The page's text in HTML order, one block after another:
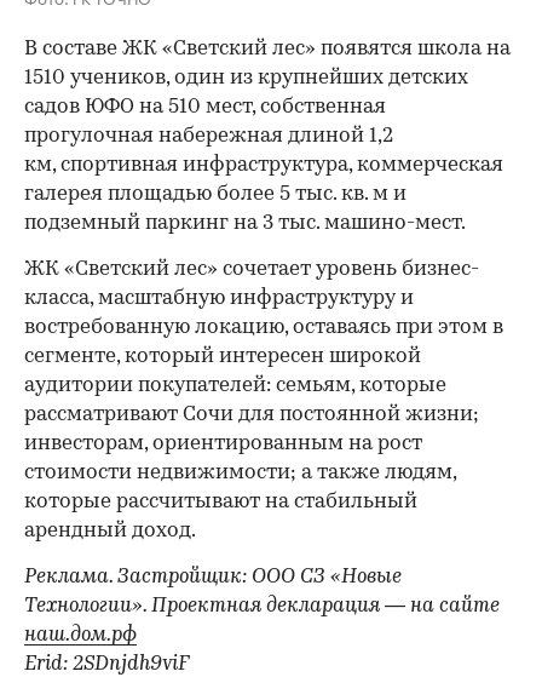
00:00
В составе ЖК «Светский лес» появятся школа на
1510 учеников, один из крупнейших детских
садов ЮФО на 510 мест, собственная
прогулочная набережная длиной 1,2
км, спортивная инфраструктура, коммерческая
галерея площадью более 5 тыс. кв. м и
подземный паркинг на 3 тыс. машино-мест.
ЖК «Светский лес» сочетает уровень бизнес-
класса, масштабную инфраструктуру и
востребованную локацию, оставаясь при этом в
сегменте, который интересен широкой
аудитории покупателей: семьям, которые
рассматривают Сочи для постоянной жизни;
инвесторам, ориентированным на рост
стоимости недвижимости; а также людям,
которые рассчитывают на стабильный
арендный доход.
Реклама. Застройщик: ООО СЗ «Новые
Технологии». Проектная декларация — на сайте
наш.дом.рф
Erid: 2SDnjdh9viF